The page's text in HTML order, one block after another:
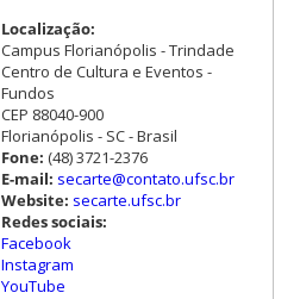
Localização:
Campus Florianópolis - Trindade
Centro de Cultura e Eventos -
Fundos
CEP 88040-900
Florianópolis - SC - Brasil
Fone: (48) 3721-2376
E-mail: secarte@contato.ufsc.br
Website: secarte.ufsc.br
Redes sociais:
Facebook
Instagram
YouTube